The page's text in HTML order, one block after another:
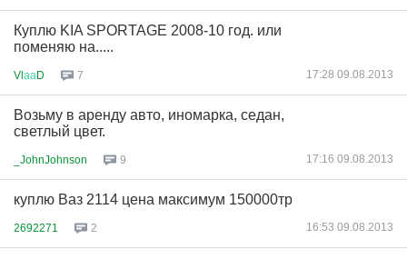
Куплю KIA SPORTAGE 2008-10 год. или
поменяю на.....
VlааD 7 17:28 09.08.2013
Возьму в аренду авто, иномарка, седан,
светлый цвет.
_JohnJohnson 9 17:16 09.08.2013
куплю Ваз 2114 цена максимум 150000тр
2692271 2 16:53 09.08.2013